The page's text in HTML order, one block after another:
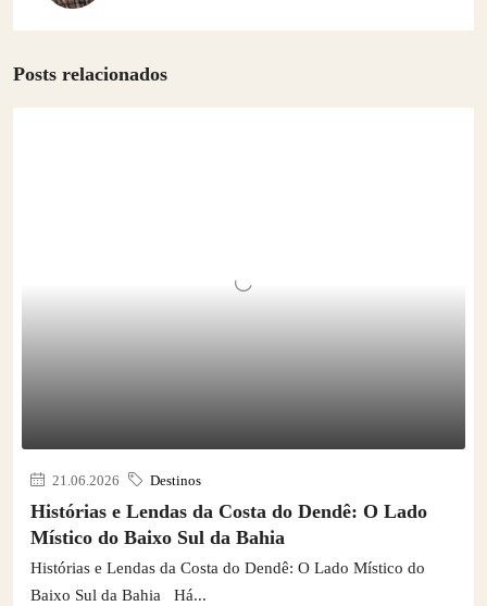
Posts relacionados
21.06.2026 Destinos
Histórias e Lendas da Costa do Dendê: O Lado
Místico do Baixo Sul da Bahia
Histórias e Lendas da Costa do Dendê: O Lado Místico do
Baixo Sul da Bahia Há...